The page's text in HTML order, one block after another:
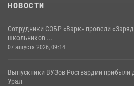
НОВОСТИ
Сотрудники СОБР «Варк» провели
школьников ...
07 августа 2026, 09:14
Выпускники ВУЗов Росгвардии прибыли
Урал